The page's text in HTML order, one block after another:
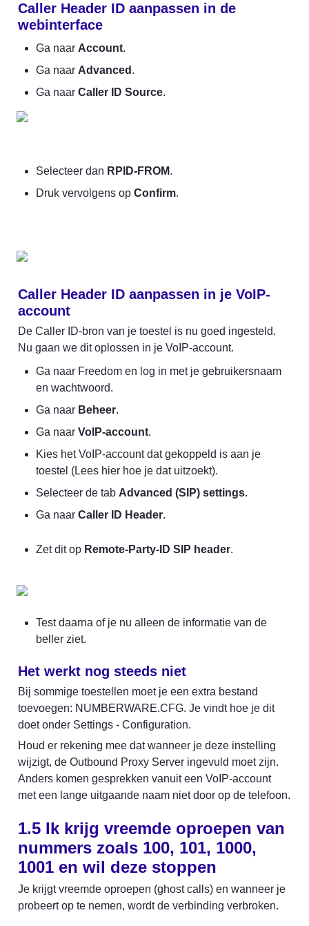
Caller Header ID aanpassen in de
webinterface
Ga naar Account.
Ga naar Advanced .
Ga naar Caller ID Source.
Selecteer dan RPID-FROM.
Druk vervolgens op Confirm.
Caller Header ID aanpassen in je VoIP-
account
De Caller ID-bron van je toestel is nu goed ingesteld.
Nu gaan we dit oplossen in je VoIP-account.
Ga naar Freedom en log in met je gebruikersnaam
en wachtwoord.
Ga naar Beheer.
Ga naar VoIP-account.
Kies het VoIP-account dat gekoppeld is aan je
toestel (Lees hier hoe je dat uitzoekt).
Selecteer de tab Advanced (SIP) settings.
Ga naar Caller ID Header.
Zet dit op Remote-Party-ID SIP header.
Test daarna of je nu alleen de informatie van de
beller ziet.
Het werkt nog steeds niet
Bij sommige toestellen moet je een extra bestand
toevoegen: NUMBERWARE.CFG. Je vindt hoe je dit
doet onder Settings - Configuration.
Houd er rekening mee dat wanneer je deze instelling
wijzigt, de Outbound Proxy Server ingevuld moet zijn.
Anders komen gesprekken vanuit een VoIP-account
met een lange uitgaande naam niet door op de telefoon.
1.5 Ik krijg vreemde oproepen van
nummers zoals 100, 101, 1000,
1001 en wil deze stoppen
Je krijgt vreemde oproepen (ghost calls) en wanneer je
probeert op te nemen, wordt de verbinding verbroken.